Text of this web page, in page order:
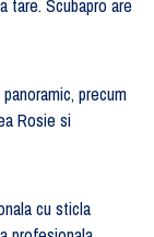
tare. Scubapro are
precum
Rosie si
cu sticla